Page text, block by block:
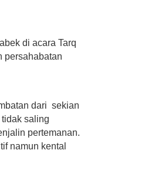
di acara Tarq
persahabatan
dari sekian
saling
pertemanan.
namun kental